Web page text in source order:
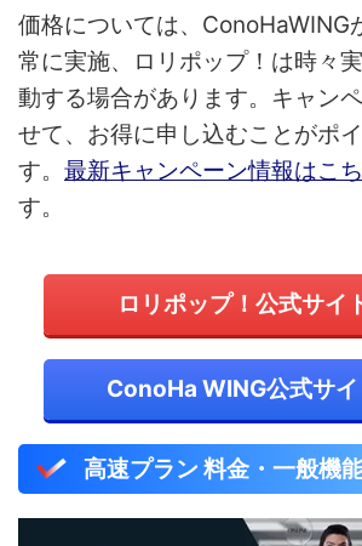
価格については、ConoHaWING
常に実施、ロリポップ！は時々
動する場合があります。キャン
せて、お得に申し込むことがポ
す。 最新キャンペーン情報はこ
す。
ロリポップ！公式サイ
ConoHa WING公式サ
高速プラン 料金・一般機